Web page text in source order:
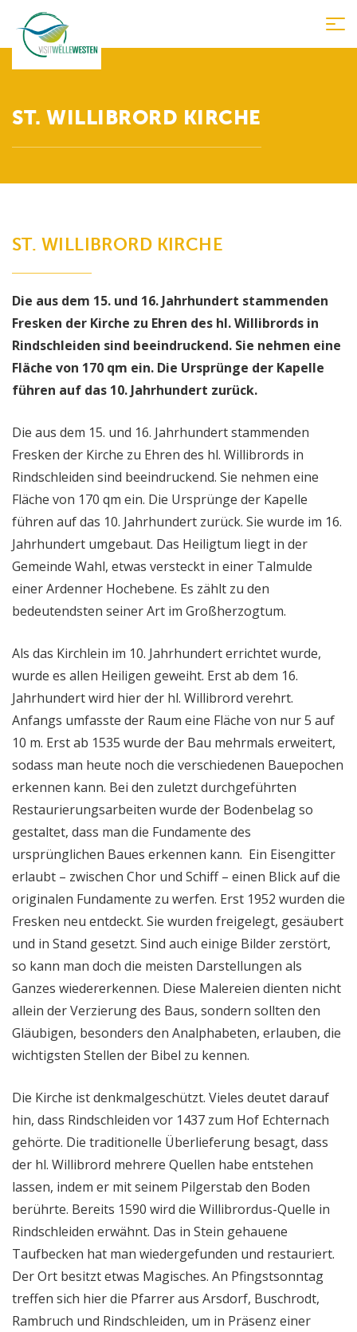
ST. WILLIBRORD KIRCHE
ST. WILLIBRORD KIRCHE
Die aus dem 15. und 16. Jahrhundert stammenden
Fresken der Kirche zu Ehren des hl. Willibrords in
Rindschleiden sind beeindruckend. Sie nehmen eine
Fläche von 170 qm ein. Die Ursprünge der Kapelle
führen auf das 10. Jahrhundert zurück.
Die aus dem 15. und 16. Jahrhundert stammenden
Fresken der Kirche zu Ehren des hl. Willibrords in
Rindschleiden sind beeindruckend. Sie nehmen eine
Fläche von 170 qm ein. Die Ursprünge der Kapelle
führen auf das 10. Jahrhundert zurück. Sie wurde im 16.
Jahrhundert umgebaut. Das Heiligtum liegt in der
Gemeinde Wahl, etwas versteckt in einer Talmulde
einer Ardenner Hochebene. Es zählt zu den
bedeutendsten seiner Art im Großherzogtum.
Als das Kirchlein im 10. Jahrhundert errichtet wurde,
wurde es allen Heiligen geweiht. Erst ab dem 16.
Jahrhundert wird hier der hl. Willibrord verehrt.
Anfangs umfasste der Raum eine Fläche von nur 5 auf
10 m. Erst ab 1535 wurde der Bau mehrmals erweitert,
sodass man heute noch die verschiedenen Bauepochen
erkennen kann. Bei den zuletzt durchgeführten
Restaurierungsarbeiten wurde der Bodenbelag so
gestaltet, dass man die Fundamente des
ursprünglichen Baues erkennen kann. Ein Eisengitter
erlaubt – zwischen Chor und Schiff – einen Blick auf die
originalen Fundamente zu werfen. Erst 1952 wurden die
Fresken neu entdeckt. Sie wurden freigelegt, gesäubert
und in Stand gesetzt. Sind auch einige Bilder zerstört,
so kann man doch die meisten Darstellungen als
Ganzes wiedererkennen. Diese Malereien dienten nicht
allein der Verzierung des Baus, sondern sollten den
Gläubigen, besonders den Analphabeten, erlauben, die
wichtigsten Stellen der Bibel zu kennen.
Die Kirche ist denkmalgeschützt. Vieles deutet darauf
hin, dass Rindschleiden vor 1437 zum Hof Echternach
gehörte. Die traditionelle Überlieferung besagt, dass
der hl. Willibrord mehrere Quellen habe entstehen
lassen, indem er mit seinem Pilgerstab den Boden
berührte. Bereits 1590 wird die Willibrordus-Quelle in
Rindschleiden erwähnt. Das in Stein gehauene
Taufbecken hat man wiedergefunden und restauriert.
Der Ort besitzt etwas Magisches. An Pfingstsonntag
treffen sich hier die Pfarrer aus Arsdorf, Buschrodt,
Rambruch und Rindschleiden, um in Präsenz einer